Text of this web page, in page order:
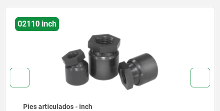
02110 inch
Pies articulados - inch